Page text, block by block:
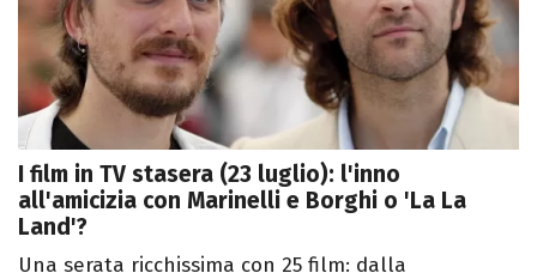
I film in TV stasera (23 luglio): l'inno
all'amicizia con Marinelli e Borghi o 'La La
Land'?
Una serata ricchissima con 25 film: dalla